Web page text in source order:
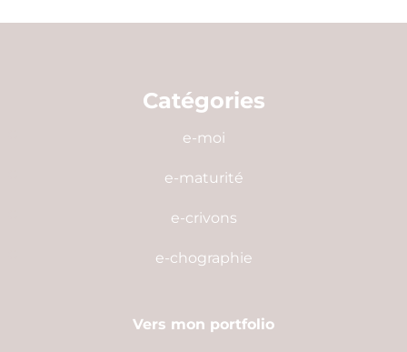
Catégories
e-moi
e-maturité
e-crivons
e-chographie
Vers mon portfolio